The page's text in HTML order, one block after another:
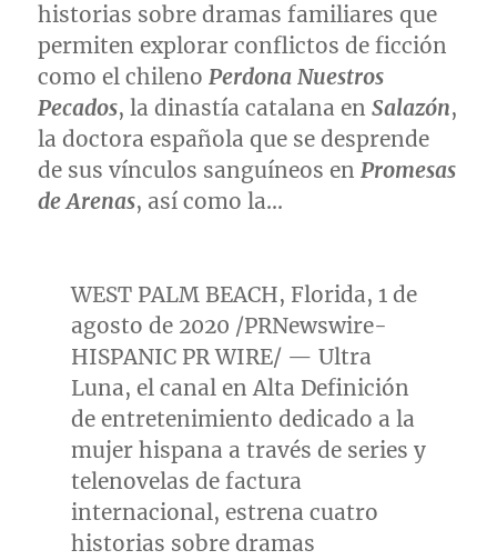
historias sobre dramas familiares que
permiten explorar conflictos de ficción
como el chilenoPerdona Nuestros
Pecados, la dinastía catalana enSalazón,
la doctora española que se desprende
de sus vínculos sanguíneos enPromesas
de Arenas, así como la…
WEST PALM BEACH, Florida, 1 de
agosto de 2020 /PRNewswire-
HISPANIC PR WIRE/ — Ultra
Luna, el canal en Alta Definición
de entretenimiento dedicado a la
mujer hispana a través de series y
telenovelas de factura
internacional, estrena cuatro
historias sobre dramas